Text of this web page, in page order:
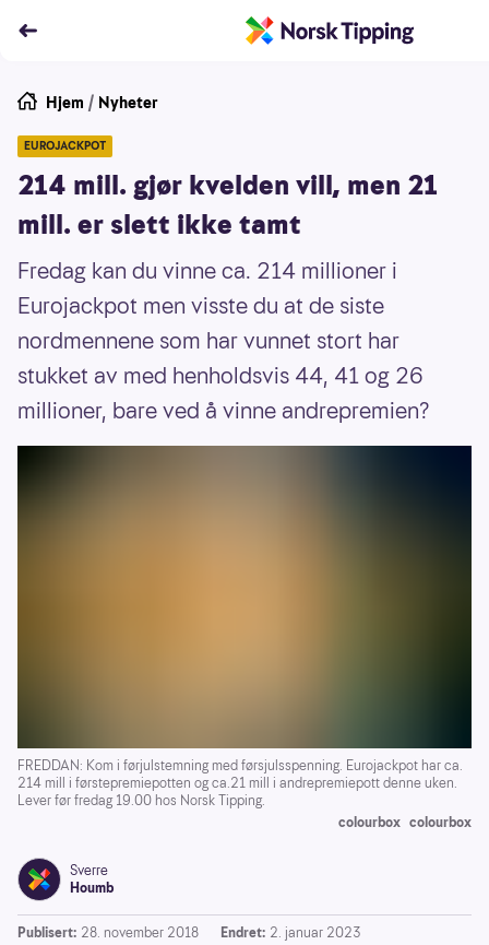
Hjem / Nyheter
EUROJACKPOT
214 mill. gjør kvelden vill, men 21
mill. er slett ikke tamt
Fredag kan du vinne ca. 214 millioner i
Eurojackpot men visste du at de siste
nordmennene som har vunnet stort har
stukket av med henholdsvis 44, 41 og 26
millioner, bare ved å vinne andrepremien?
FREDDAN: Kom i førjulstemning med førsjulsspenning. Eurojackpot har ca.
214 mill i førstepremiepotten og ca.21 mill i andrepremiepott denne uken.
Lever før fredag 19.00 hos Norsk Tipping.
colourbox colourbox
Sverre
Houmb
Publisert: 28. november 2018 Endret: 2. januar 2023